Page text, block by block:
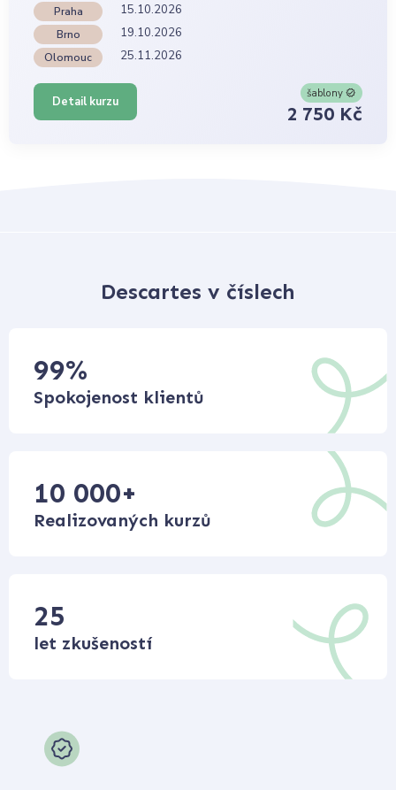
Praha
15.10.2026
Brno 19.10.2026
Olomouc 25.11.2026
Detail kurzu
šablony
2 750 Kč
Descartes v číslech
99%
Spokojenost klientů
10 000+
Realizovaných kurzů
25
let zkušeností